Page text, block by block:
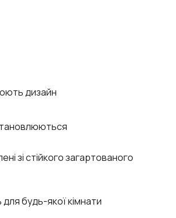
дизайн
зі стійкого загартованого
для будь-якої кімнати